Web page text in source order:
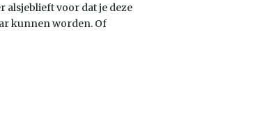
alsjeblieft voor dat je deze
kunnen worden. Of